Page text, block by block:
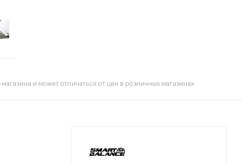
и может отличаться от цен в розничных магазинах